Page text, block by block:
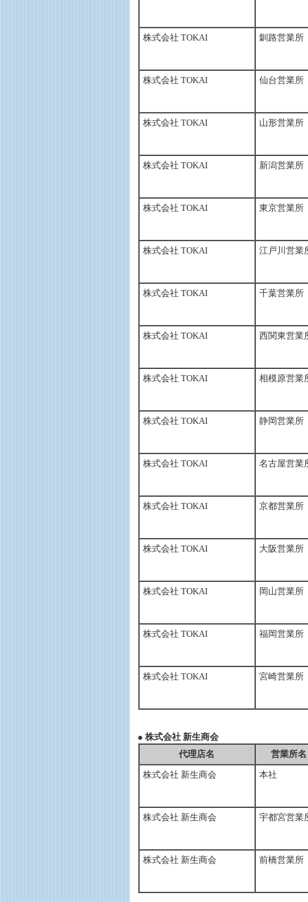
株式会社 TOKAI 釧路営業所
株式会社 TOKAI 仙台営業所
株式会社 TOKAI 山形営業所
株式会社 TOKAI 新潟営業所
株式会社 TOKAI 東京営業所
株式会社 TOKAI 江戸川営業
株式会社 TOKAI 千葉営業所
株式会社 TOKAI 西関東営業
株式会社 TOKAI 相模原営業
株式会社 TOKAI 静岡営業所
株式会社 TOKAI 名古屋営業
株式会社 TOKAI 京都営業所
株式会社 TOKAI 大阪営業所
株式会社 TOKAI 岡山営業所
株式会社 TOKAI 福岡営業所
株式会社 TOKAI 宮崎営業所
● 株式会社 新生商会
代理店名
営業所名
株式会社 新生商会
本社
株式会社 新生商会 宇都宮営業
株式会社 新生商会 前橋営業所